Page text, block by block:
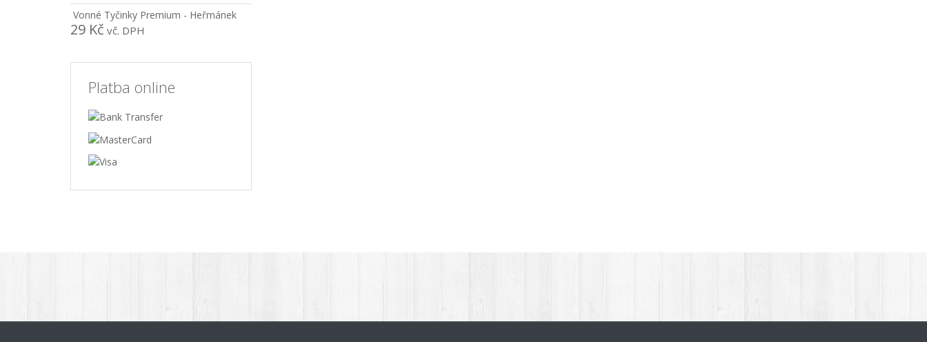
Vonné Tyčinky Premium - Heřmánek
29 Kč vč. DPH
Platba online